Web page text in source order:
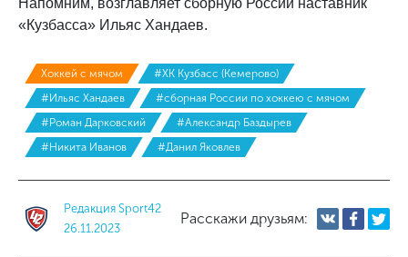
Напомним, возглавляет сборную России наставник
«Кузбасса» Ильяс Хандаев.
Хоккей с мячом
#ХК Кузбасс (Кемерово)
#Ильяс Хандаев
#сборная России по хоккею с мячом
#Роман Дарковский
#Александр Баздырев
#Никита Иванов
#Данил Яковлев
Редакция Sport42
26.11.2023
Расскажи друзьям: